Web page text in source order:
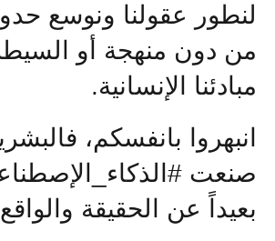
لنطور عقولنا ونوسع
من دون منهجة أو
مبادئنا الإنسانية.
انبهروا بانفسكم،
صنعت
بعيداً عن الحقيقة